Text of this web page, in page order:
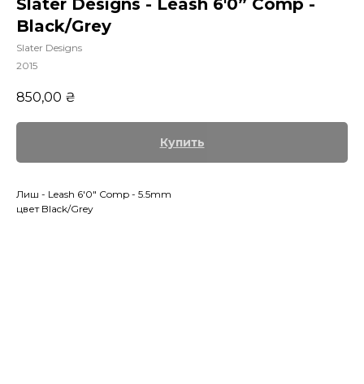
Slater Designs - Leash 6'0” Comp -
Black/Grey
Slater Designs
2015
850,00 ₴
Купить
Лиш - Leash 6'0" Comp - 5.5mm
цвет Black/Grey